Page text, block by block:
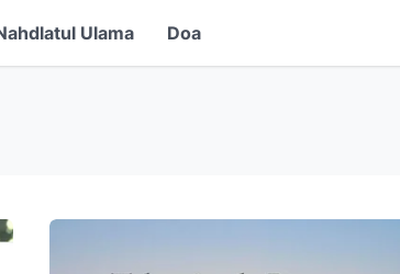
Ulama Doa